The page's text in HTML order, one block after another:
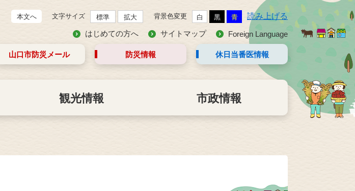
本文へ 文字サイズ 標準 拡大 背景色変更 白 黒 青 読み上げる
はじめての方へ サイトマップ Foreign Language
山口市防災 メール 防災情報 休日当番医情報
観光情報 市政情報